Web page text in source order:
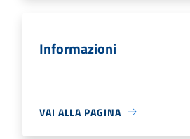
Informazioni
VAI ALLA PAGINA